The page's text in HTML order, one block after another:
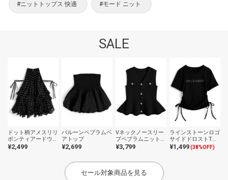
#ニットトップス 快適 #モード ニット
SALE
ドット柄アメスリリ
ボンティアードウェ
ーブフリルブラウス
¥2,499
バルーンペプラムベ
アトップ
¥2,699
Vネックノースリー
ブペプラムニットト
ップス
¥3,799
ラインストーンロゴ
サイドドロストTシ
ャツ
¥1,499(38%OFF)
セール対象商品を見る